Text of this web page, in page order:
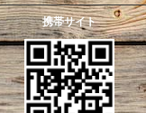
携帯サイト